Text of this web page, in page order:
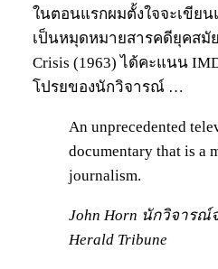
ในตอนแรกผมตั้งใจจะเขียน
เป็นหมุดหมายสารคดียุคสมั
Crisis (1963) ได้คะแนน
โปรยของนักวิจารณ์ …
An unprecedented
documentary that is a
journalism.
John Horn นักวิจารณ์จ
Herald Tribune